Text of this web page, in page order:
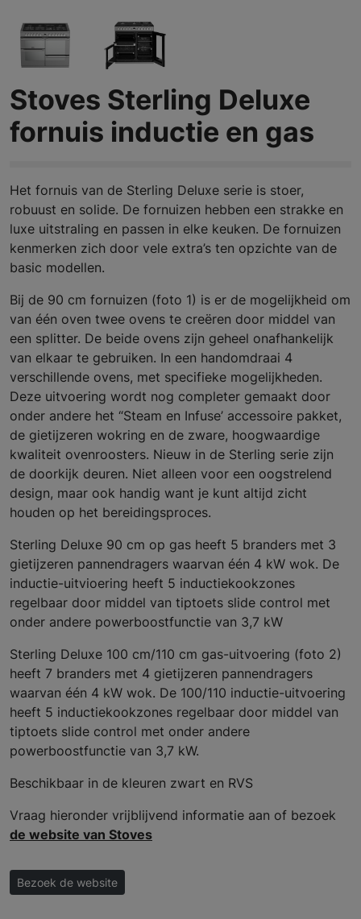
Stoves Sterling Deluxe
fornuis inductie en gas
Het fornuis van de Sterling Deluxe serie is stoer,
robuust en solide. De fornuizen hebben een strakke en
luxe uitstraling en passen in elke keuken. De fornuizen
kenmerken zich door vele extra’s ten opzichte van de
basic modellen.
Bij de 90 cm fornuizen (foto 1) is er de mogelijkheid om
van één oven twee ovens te creëren door middel van
een splitter. De beide ovens zijn geheel onafhankelijk
van elkaar te gebruiken. In een handomdraai 4
verschillende ovens, met specifieke mogelijkheden.
Deze uitvoering wordt nog completer gemaakt door
onder andere het “Steam en Infuse’ accessoire pakket,
de gietijzeren wokring en de zware, hoogwaardige
kwaliteit ovenroosters. Nieuw in de Sterling serie zijn
de doorkijk deuren. Niet alleen voor een oogstrelend
design, maar ook handig want je kunt altijd zicht
houden op het bereidingsproces.
Sterling Deluxe 90 cm op gas heeft 5 branders met 3
gietijzeren pannendragers waarvan één 4 kW wok. De
inductie-uitvioering heeft 5 inductiekookzones
regelbaar door middel van tiptoets slide control met
onder andere powerboostfunctie van 3,7 kW
Sterling Deluxe 100 cm/110 cm gas-uitvoering (foto 2)
heeft 7 branders met 4 gietijzeren pannendragers
waarvan één 4 kW wok. De 100/110 inductie-uitvoering
heeft 5 inductiekookzones regelbaar door middel van
tiptoets slide control met onder andere
powerboostfunctie van 3,7 kW.
Beschikbaar in de kleuren zwart en RVS
Vraag hieronder vrijblijvend informatie aan of bezoek
de website van Stoves
Bezoek de website